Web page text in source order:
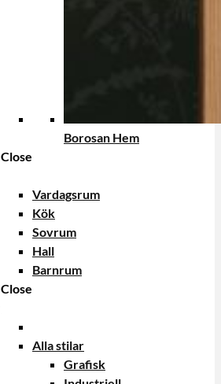
Borosan Hem
Close
Vardagsrum
Kök
Sovrum
Hall
Barnrum
Close
Alla stilar
Grafisk